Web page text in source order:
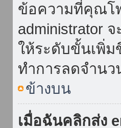
ข้อความที่คุณโ
administrator
ให้ระดับขั้นเพิ่ม
ทำการลดจำน
ข้างบน
เมื่อฉันคลิกส่ง